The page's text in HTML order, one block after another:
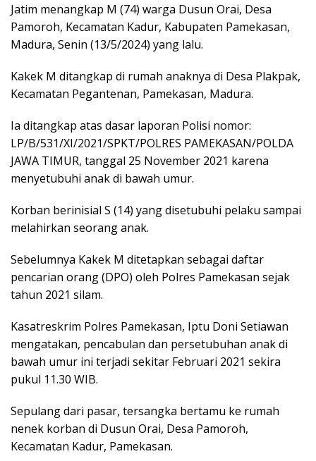
Jatim menangkap M (74) warga Dusun Orai, Desa
Pamoroh, Kecamatan Kadur, Kabupaten Pamekasan,
Madura, Senin (13/5/2024) yang lalu.
Kakek M ditangkap di rumah anaknya di Desa Plakpak,
Kecamatan Pegantenan, Pamekasan, Madura.
Ia ditangkap atas dasar laporan Polisi nomor:
LP/B/531/XI/2021/SPKT/POLRES PAMEKASAN/POLDA
JAWA TIMUR, tanggal 25 November 2021 karena
menyetubuhi anak di bawah umur.
Korban berinisial S (14) yang disetubuhi pelaku sampai
melahirkan seorang anak.
Sebelumnya Kakek M ditetapkan sebagai daftar
pencarian orang (DPO) oleh Polres Pamekasan sejak
tahun 2021 silam.
Kasatreskrim Polres Pamekasan, Iptu Doni Setiawan
mengatakan, pencabulan dan persetubuhan anak di
bawah umur ini terjadi sekitar Februari 2021 sekira
pukul 11.30 WIB.
Sepulang dari pasar, tersangka bertamu ke rumah
nenek korban di Dusun Orai, Desa Pamoroh,
Kecamatan Kadur, Pamekasan.